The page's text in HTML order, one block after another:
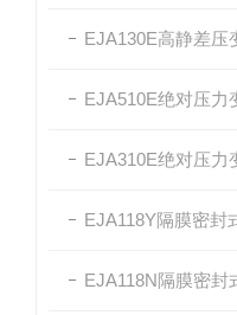
EJA130E高静差压
EJA510E绝对压力
EJA310E绝对压力
EJA118Y隔膜密封
EJA118N隔膜密封